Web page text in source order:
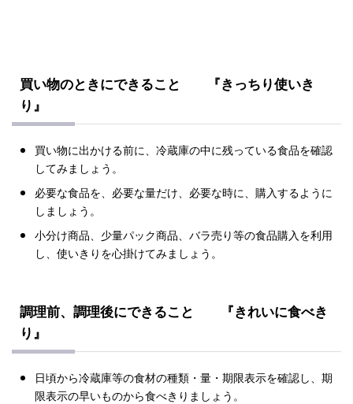
買い物のときにできること
『きっちり使いき
り』
買い物に出かける前に、冷蔵庫の中に残っている食品を確認
してみましょう。
必要な食品を、必要な量だけ、必要な時に、購入するように
しましょう。
小分け商品、少量パック商品、バラ売り等の食品購入を利用
し、使いきりを心掛けてみましょう。
調理前、調理後にできること
『きれいに食べき
り』
日頃から冷蔵庫等の食材の種類・量・期限表示を確認し、期
限表示の早いものから食べきりましょう。